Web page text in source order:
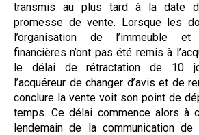
transmis au plus tard à la date
promesse de vente. Lorsque les
l’organisation de l’immeuble
financières n’ont pas été remis à
le délai de rétractation de 10
l’acquéreur de changer d’avis et de
conclure la vente voit son point de
temps. Ce délai commence alors à
lendemain de la communication